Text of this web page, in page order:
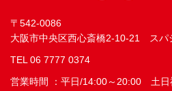
〒542-0086
大阪市中央区西心斎橋2-10-21 スパ
TEL 06 7777 0374
営業時間 ：平日/14:00～20:00 土